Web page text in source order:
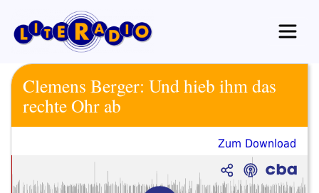
Inhalt
springen
Clemens Berger: Und hieb ihm das
rechte Ohr ab
Zum Download